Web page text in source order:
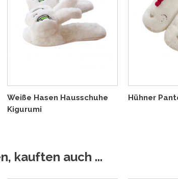
Weiße Hasen Hausschuhe
Kigurumi
Hühner
kauften auch ...